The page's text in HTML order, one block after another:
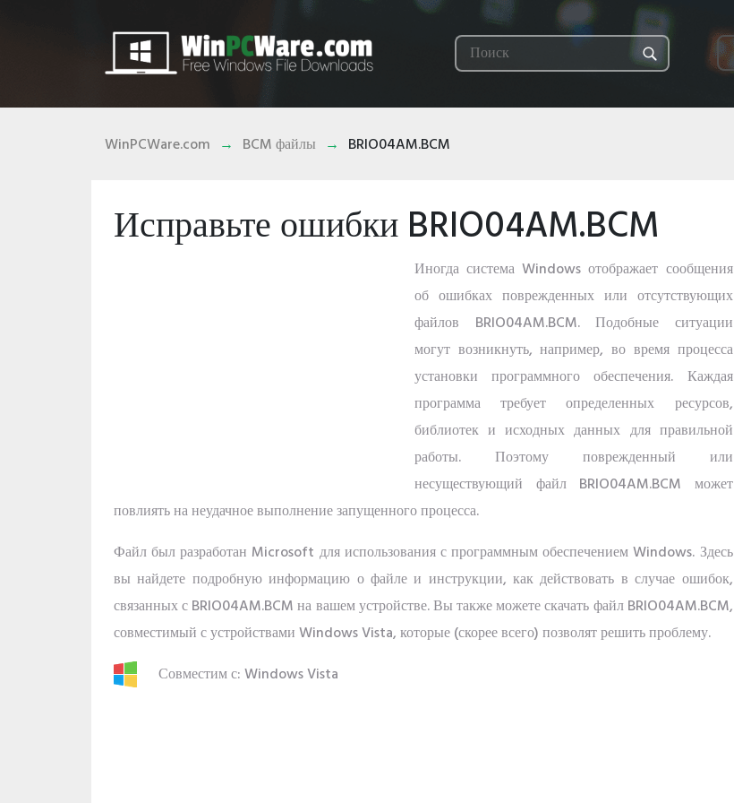
WinPCWare.com BCM файлы BRIO04AM.BCM
Исправьте ошибки BRIO04AM.BCM
Иногда система Windows отображает сообщения
об ошибках поврежденных или отсутствующих
файлов BRIO04AM.BCM. Подобные ситуации
могут возникнуть, например, во время процесса
установки программного обеспечения. Каждая
программа требует определенных ресурсов,
библиотек и исходных данных для правильной
работы. Поэтому поврежденный или
несуществующий файл BRIO04AM.BCM может
повлиять на неудачное выполнение запущенного процесса.
Файл был разработан Microsoft для использования с программным обеспечением Windows. Здесь
вы найдете подробную информацию о файле и инструкции, как действовать в случае ошибок,
связанных с BRIO04AM.BCM на вашем устройстве. Вы также можете скачать файл BRIO04AM.BCM,
совместимый с устройствами Windows Vista, которые (скорее всего) позволят решить проблему.
Совместим с: Windows Vista